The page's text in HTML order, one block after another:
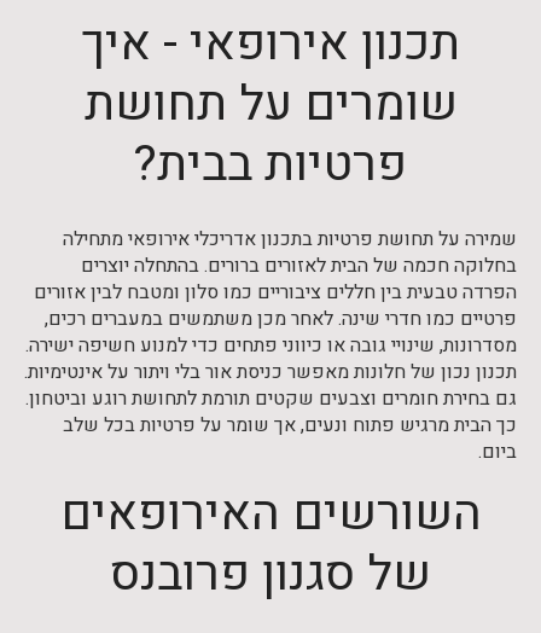
תכנון אירופאי - איך
שומרים על תחושת
פרטיות בבית?
שמירה על תחושת פרטיות בתכנון אדריכלי אירופאי מתחילה
בחלוקה חכמה של הבית לאזורים ברורים. בהתחלה יוצרים
הפרדה טבעית בין חללים ציבוריים כמו סלון ומטבח לבין אזורים
פרטיים כמו חדרי שינה. לאחר מכן משתמשים במעברים רכים,
מסדרונות, שינויי גובה או כיווני פתחים כדי למנוע חשיפה ישירה.
תכנון נכון של חלונות מאפשר כניסת אור בלי ויתור על אינטימיות.
גם בחירת חומרים וצבעים שקטים תורמת לתחושת רוגע וביטחון.
כך הבית מרגיש פתוח ונעים, אך שומר על פרטיות בכל שלב
ביום.
השורשים האירופאים
של סגנון פרובנס